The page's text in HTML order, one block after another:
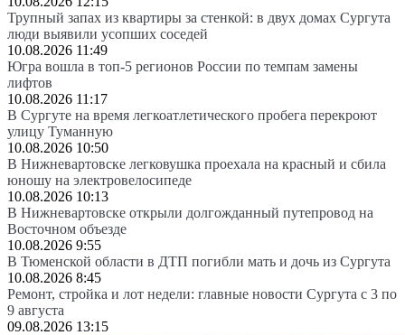
Трупный запах из квартиры за стенкой: в двух домах Сургута
люди выявили усопших соседей
10.08.2026 11:49
Югра вошла в топ-5 регионов России по темпам замены
лифтов
10.08.2026 11:17
В Сургуте на время легкоатлетического пробега перекроют
улицу Туманную
10.08.2026 10:50
В Нижневартовске легковушка проехала на красный и сбила
юношу на электровелосипеде
10.08.2026 10:13
В Нижневартовске открыли долгожданный путепровод на
Восточном объезде
10.08.2026 9:55
В Тюменской области в ДТП погибли мать и дочь из Сургута
10.08.2026 8:45
Ремонт, стройка и лот недели: главные новости Сургута с 3 по
9 августа
09.08.2026 13:15